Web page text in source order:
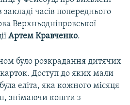
закладі часів попереднього
Верхньодніпровської
Артем Кравченко.
було розкрадання дитячих
Доступ до яких мали
еліта, яка кожного місяця
знімаючи кошти з